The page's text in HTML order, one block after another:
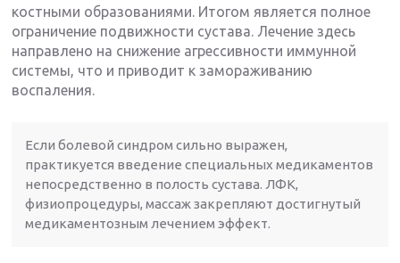
костными образованиями. Итогом является полное
ограничение подвижности сустава. Лечение здесь
направлено на снижение агрессивности иммунной
системы, что и приводит к замораживанию
воспаления.
Если болевой синдром сильно выражен,
практикуется введение специальных медикаментов
непосредственно в полость сустава. ЛФК,
физиопроцедуры, массаж закрепляют достигнутый
медикаментозным лечением эффект.